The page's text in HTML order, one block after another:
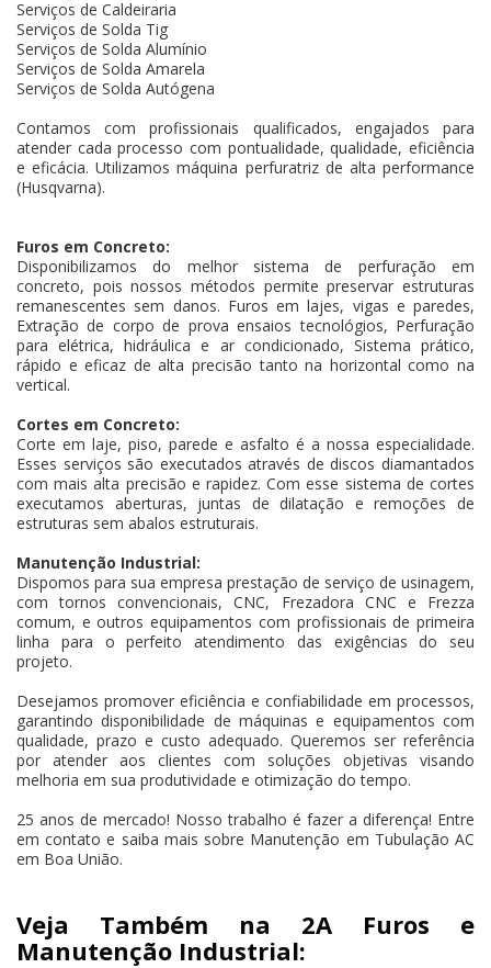
Serviços de Caldeiraria
Serviços de Solda Tig
Serviços de Solda Alumínio
Serviços de Solda Amarela
Serviços de Solda Autógena
Contamos com profissionais qualificados, engajados para
atender cada processo com pontualidade, qualidade, eficiência
e eficácia. Utilizamos máquina perfuratriz de alta performance
(Husqvarna).
Furos em Concreto:
Disponibilizamos do melhor sistema de perfuração em
concreto, pois nossos métodos permite preservar estruturas
remanescentes sem danos. Furos em lajes, vigas e paredes,
Extração de corpo de prova ensaios tecnológios, Perfuração
para elétrica, hidráulica e ar condicionado, Sistema prático,
rápido e eficaz de alta precisão tanto na horizontal como na
vertical.
Cortes em Concreto:
Corte em laje, piso, parede e asfalto é a nossa especialidade.
Esses serviços são executados através de discos diamantados
com mais alta precisão e rapidez. Com esse sistema de cortes
executamos aberturas, juntas de dilatação e remoções de
estruturas sem abalos estruturais.
Manutenção Industrial:
Dispomos para sua empresa prestação de serviço de usinagem,
com tornos convencionais, CNC, Frezadora CNC e Frezza
comum, e outros equipamentos com profissionais de primeira
linha para o perfeito atendimento das exigências do seu
projeto.
Desejamos promover eficiência e confiabilidade em processos,
garantindo disponibilidade de máquinas e equipamentos com
qualidade, prazo e custo adequado. Queremos ser referência
por atender aos clientes com soluções objetivas visando
melhoria em sua produtividade e otimização do tempo.
25 anos de mercado! Nosso trabalho é fazer a diferença! Entre
em contato e saiba mais sobre Manutenção em Tubulação AC
em Boa União.
Veja Também na 2A Furos e
Manutenção Industrial: